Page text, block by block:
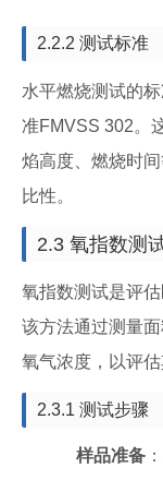
2.2.2 测试标准
水平燃烧测试的
准FMVSS 302。
焰高度、燃烧时
比性。
2.3 氧指数测
氧指数测试是评
该方法通过测量
氧气浓度，以评估
2.3.1 测试步骤
样品准备